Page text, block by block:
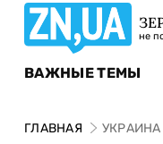
не
ВАЖНЫЕ ТЕМЫ
ГЛАВНАЯ УКРАИНА